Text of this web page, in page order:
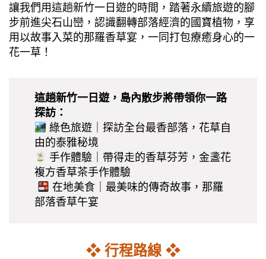
讓我們用這趟新竹一日遊的時間，踏著永續旅遊的腳
步前進尖石山巒，認識翻轉部落經濟的國寶植物，享
用以故事入菜的那羅香草宴，一同打包療癒身心的一
花一草！
這趟新竹一日遊，島內散步將帶領你一路
探訪：
綠色旅遊｜探訪全台最香部落，花草自
由的泰雅秘境
手作體驗｜帶得走的香草芬芳，金盞花
複方香草茶手作體驗
在地美食｜最美味的傳奇故事，那羅
部落香草午宴
❖ 行程路線 ❖